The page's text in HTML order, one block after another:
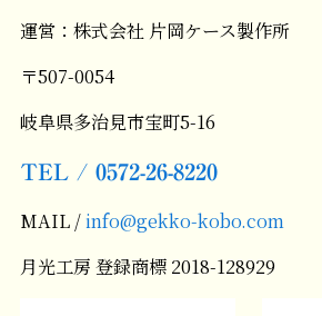
運営：株式会社 片岡ケース製作所
〒507-0054
岐阜県多治見市宝町5-16
TEL / 0572-26-8220
MAIL /info@gekko-kobo.com
月光工房 登録商標 2018-128929